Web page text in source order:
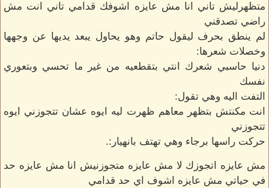
متظهرليش تاني انا مش عايزه اشوفك قدامي تاني انت مش
راضي تصدقني
لم ينطق بحرف ليقول حاتم وهو يحاول يبعد يديها عن وجهها
وخصلات شعرها:
دنيا حاسبي شعرك انتي بتقطعيه من غير ما تحسي وبتعوري
نفسك
التفت اليه وهي تقول:
انت مكنتش بتظهر معاهم ظهرت ليه ايوه عشان تتجوزني ايوه
تتجوزني
حركت راسها برجاء وهي تهتف بانهيار:.
مش عايزه اتجوزك لا مش عايزه متجوزنيش انا مش عايزه حد
في حياتي مش عايزه اشوف اي حد قدامي